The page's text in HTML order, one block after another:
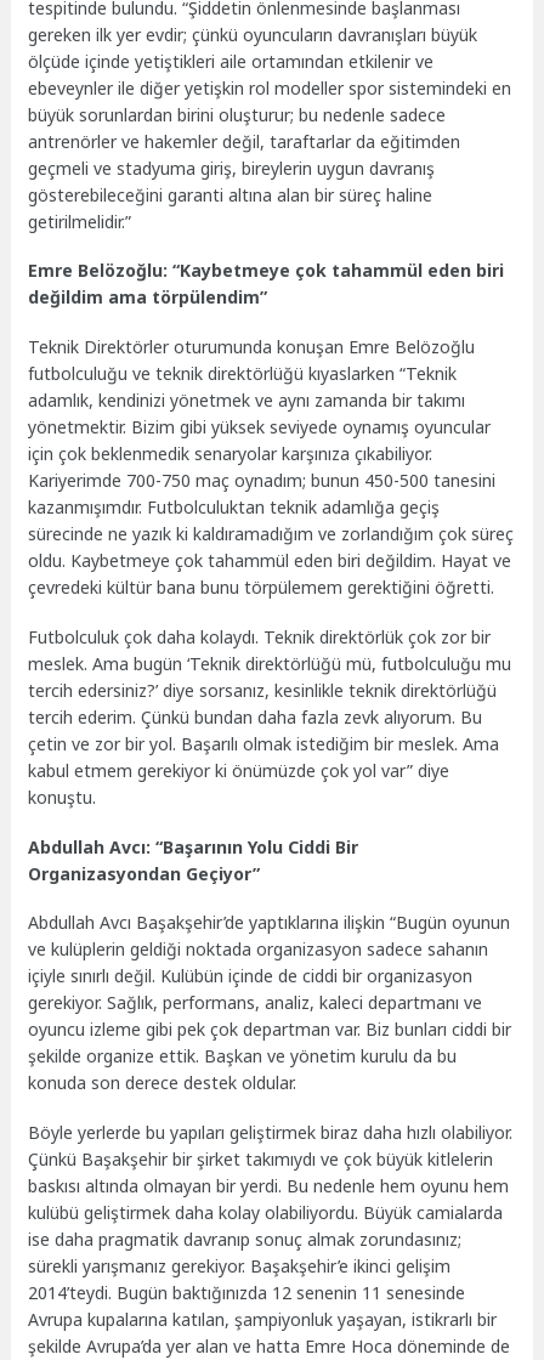
tespitinde bulundu. “Şiddetin önlenmesinde başlanması
gereken ilk yer evdir; çünkü oyuncuların davranışları büyük
ölçüde içinde yetiştikleri aile ortamından etkilenir ve
ebeveynler ile diğer yetişkin rol modeller spor sistemindeki en
büyük sorunlardan birini oluşturur; bu nedenle sadece
antrenörler ve hakemler değil, taraftarlar da eğitimden
geçmeli ve stadyuma giriş, bireylerin uygun davranış
gösterebileceğini garanti altına alan bir süreç haline
getirilmelidir.”
Emre Belözoğlu: “Kaybetmeye çok tahammül eden biri
değildim ama törpülendim”
Teknik Direktörler oturumunda konuşan Emre Belözoğlu
futbolculuğu ve teknik direktörlüğü kıyaslarken “Teknik
adamlık, kendinizi yönetmek ve aynı zamanda bir takımı
yönetmektir. Bizim gibi yüksek seviyede oynamış oyuncular
için çok beklenmedik senaryolar karşınıza çıkabiliyor.
Kariyerimde 700-750 maç oynadım; bunun 450-500 tanesini
kazanmışımdır. Futbolculuktan teknik adamlığa geçiş
sürecinde ne yazık ki kaldıramadığım ve zorlandığım çok süreç
oldu. Kaybetmeye çok tahammül eden biri değildim. Hayat ve
çevredeki kültür bana bunu törpülemem gerektiğini öğretti.
Futbolculuk çok daha kolaydı. Teknik direktörlük çok zor bir
meslek. Ama bugün ‘Teknik direktörlüğü mü, futbolculuğu mu
tercih edersiniz?’ diye sorsanız, kesinlikle teknik direktörlüğü
tercih ederim. Çünkü bundan daha fazla zevk alıyorum. Bu
çetin ve zor bir yol. Başarılı olmak istediğim bir meslek. Ama
kabul etmem gerekiyor ki önümüzde çok yol var” diye
konuştu.
Abdullah Avcı: “Başarının Yolu Ciddi Bir
Organizasyondan Geçiyor”
Abdullah Avcı Başakşehir’de yaptıklarına ilişkin “Bugün oyunun
ve kulüplerin geldiği noktada organizasyon sadece sahanın
içiyle sınırlı değil. Kulübün içinde de ciddi bir organizasyon
gerekiyor. Sağlık, performans, analiz, kaleci departmanı ve
oyuncu izleme gibi pek çok departman var. Biz bunları ciddi bir
şekilde organize ettik. Başkan ve yönetim kurulu da bu
konuda son derece destek oldular.
Böyle yerlerde bu yapıları geliştirmek biraz daha hızlı olabiliyor.
Çünkü Başakşehir bir şirket takımıydı ve çok büyük kitlelerin
baskısı altında olmayan bir yerdi. Bu nedenle hem oyunu hem
kulübü geliştirmek daha kolay olabiliyordu. Büyük camialarda
ise daha pragmatik davranıp sonuç almak zorundasınız;
sürekli yarışmanız gerekiyor. Başakşehir’e ikinci gelişim
2014’teydi. Bugün baktığınızda 12 senenin 11 senesinde
Avrupa kupalarına katılan, şampiyonluk yaşayan, istikrarlı bir
şekilde Avrupa’da yer alan ve hatta Emre Hoca döneminde de